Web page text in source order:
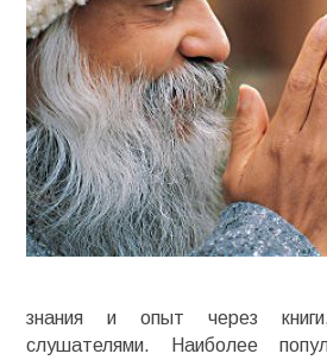
знания и опыт через
слушателями. Наиболее